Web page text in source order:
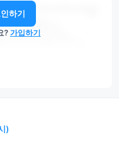
하기
?가입하기
)